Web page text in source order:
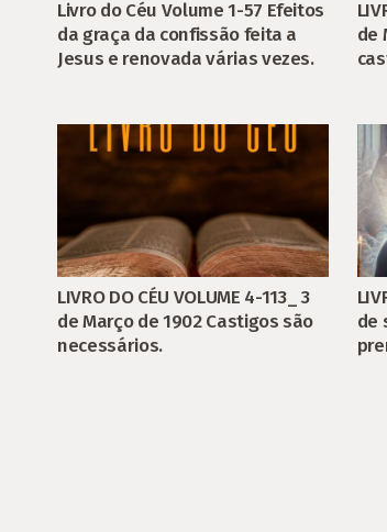
Livro do Céu Volume 1-57 Efeitos
da graça da confissão feita a
Jesus e renovada várias vezes.
de
LIVRO DO CÉU VOLUME 4-113_ 3
de Março de 1902 Castigos são
necessários.
de